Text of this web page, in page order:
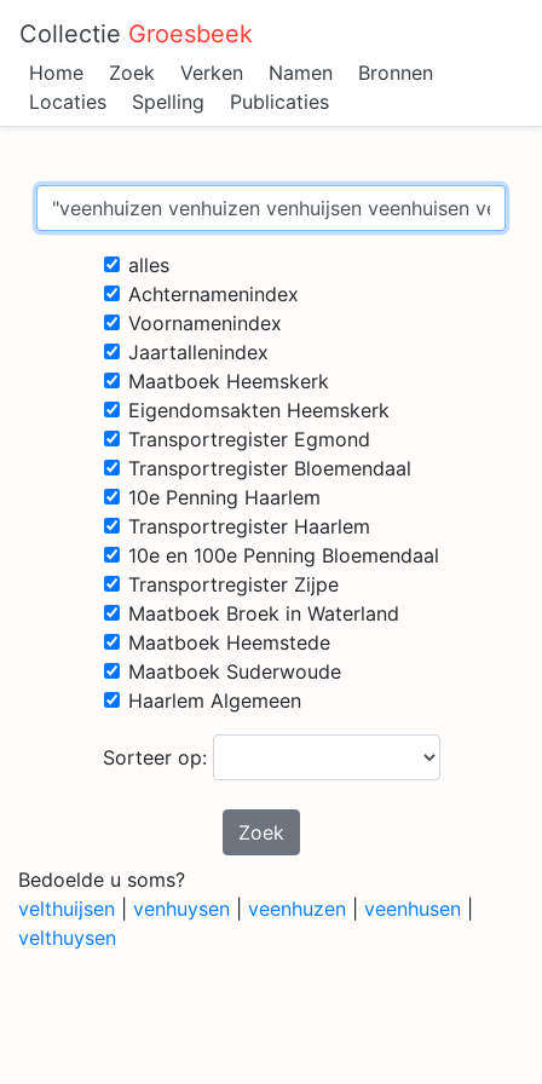
Collectie Groesbeek
Home Zoek Verken Namen
Bronnen
Locaties
Spelling Publicaties
alles
Achternamenindex
Voornamenindex
Jaartallenindex
Maatboek Heemskerk
Eigendomsakten Heemskerk
Transportregister Egmond
Transportregister Bloemendaal
10e Penning Haarlem
Transportregister Haarlem
10e en 100e Penning Bloemendaal
Transportregister Zijpe
Maatboek Broek in Waterland
Maatboek Heemstede
Maatboek Suderwoude
Haarlem Algemeen
Sorteer op:
Zoek
Bedoelde u soms?
velthuijsen
venhuysen veenhuzen veenhusen
velthuysen